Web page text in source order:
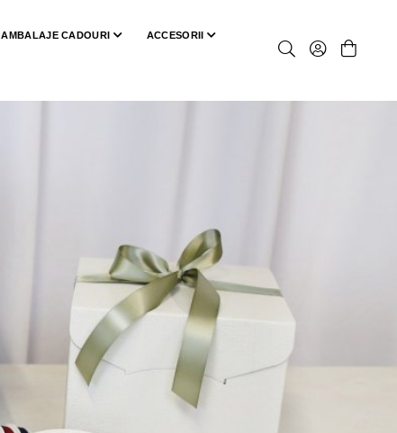
AMBALAJE CADOURI ACCESORII